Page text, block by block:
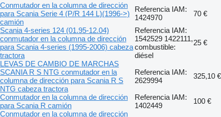
Conmutador en la columna de dirección
para Scania Serie 4 (P/R 144 L)(1996->)
camión
Referencia IAM:
1424970
70 €
Scania 4-series 124 (01.95-12.04)
conmutador en la columna de dirección
para Scania 4-series (1995-2006) cabeza
tractora
Referencia IAM:
1542529 1422111,
combustible:
diésel
25 €
LEVAS DE CAMBIO DE MARCHAS
SCANIA R S NTG conmutador en la
columna de dirección para Scania R S
NTG cabeza tractora
Referencia IAM:
2629994
325,10 €
Conmutador en la columna de dirección
para Scania R camión
Referencia IAM:
1402449
100 €
Conmutador en la columna de dirección